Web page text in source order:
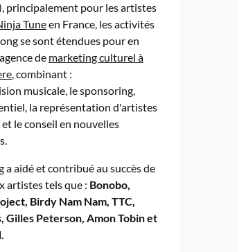
principalement pour les artistes
Tuneen France, les activités
se sont étendues pour en
de marketing culturel à
, combinant :
musicale, le sponsoring,
la représentation d'artistes
le conseil en nouvelles
a aidé et contribué au succès de
artistes tels que : Bonobo,
Birdy Nam Nam, TTC,
Gilles Peterson, Amon Tobin et
.